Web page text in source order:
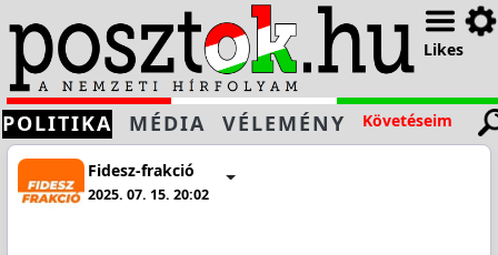
Likes
POLITIKA MÉDIA VÉLEMÉNY Követéseim
Fidesz-frakció
2025. 07. 15. 20:02